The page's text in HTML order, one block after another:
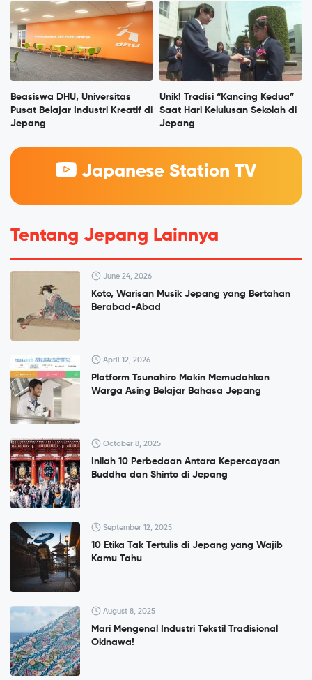
Beasiswa DHU, Universitas
Pusat Belajar Industri Kreatif di
Jepang
Unik! Tradisi “Kancing Kedua”
Saat Hari Kelulusan Sekolah di
Jepang
Japanese Station TV
Tentang Jepang Lainnya
June 24, 2026
Koto, Warisan Musik Jepang yang Bertahan
Berabad-Abad
April 12, 2026
Platform Tsunahiro Makin Memudahkan
Warga Asing Belajar Bahasa Jepang
October 8, 2025
Inilah 10 Perbedaan Antara Kepercayaan
Buddha dan Shinto di Jepang
September 12, 2025
10 Etika Tak Tertulis di Jepang yang Wajib
Kamu Tahu
August 8, 2025
Mari Mengenal Industri Tekstil Tradisional
Okinawa!